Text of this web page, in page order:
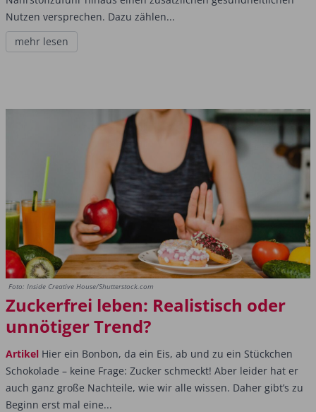
Nutzen versprechen. Dazu zählen...
mehr lesen
Foto: Inside Creative House/Shutterstock.com
Zuckerfrei leben: Realistisch oder
unnötiger Trend?
Artikel Hier ein Bonbon, da ein Eis, ab und zu ein Stückchen
Schokolade – keine Frage: Zucker schmeckt! Aber leider hat er
auch ganz große Nachteile, wie wir alle wissen. Daher gibt’s zu
Beginn erst mal eine...